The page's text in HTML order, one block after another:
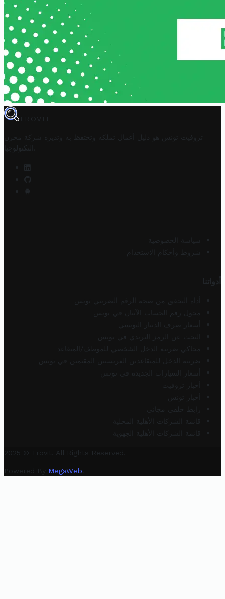
TROVIT
تروفيت تونس هو دليل أعمال تملكه وتحتفظ به وتديره
شركة مخزن
التكنولوجيا
سياسة الخصوصية
شروط وأحكام الاستخدام
أدواتنا
أداة التحقق من صحة الرقم الضريبي تونس
محول رقم الحساب الآيبان في تونس
أسعار صرف الدينار التونسي
البحث عن الرمز البريدي في تونس
محاكي ضريبة الدخل الشخصي للموظف/المتقاعد
ضريبة الدخل للمتقاعدين الفرنسيين المقيمين في تونس
أسعار السيارات الجديدة في تونس
أخبار تروفيت
أخبار تونس
رابط خلفي مجاني
قائمة الشركات الأهلية المحلية
قائمة الشركات الأهلية الجهوية
2025 © Trovit. All Rights Reserved.
Powered By MegaWeb